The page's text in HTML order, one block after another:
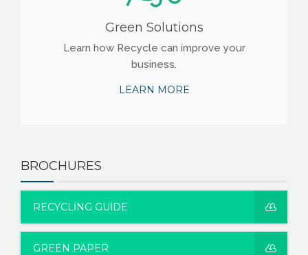
Green Solutions
Learn how Recycle can improve your
business.
LEARN MORE
BROCHURES
RECYCLING GUIDE
GREEN PAPER